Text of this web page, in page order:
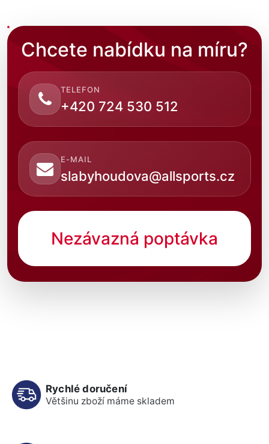
Chcete nabídku na míru?
TELEFON
+420 724 530 512
E-MAIL
slabyhoudova@allsports.cz
Nezávazná poptávka
Rychlé doručení
Většinu zboží máme skladem